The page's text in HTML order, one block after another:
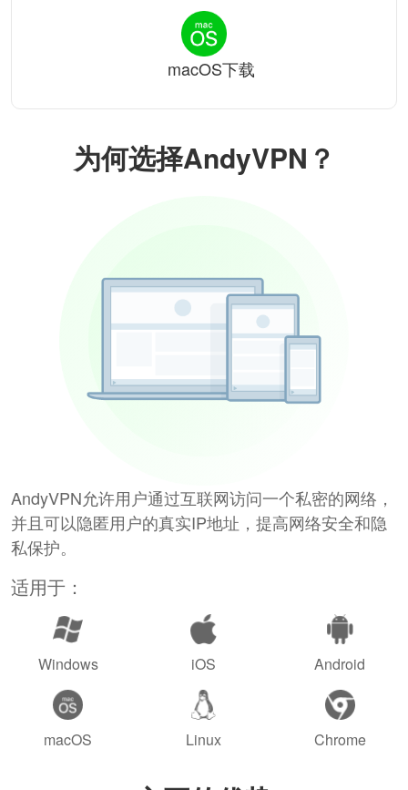
为何选择AndyVPN？
AndyVPN允许用户通过互联网访问一个私密的网络，
并且可以隐匿用户的真实IP地址，提高网络安全和隐
私保护。
适用于：
Windows iOS Android
macOS Linux Chrome
macOS下载